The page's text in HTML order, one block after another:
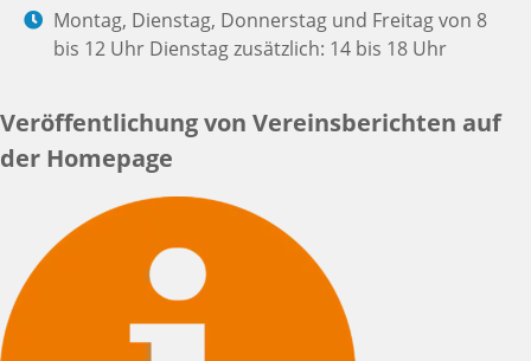
Montag, Dienstag, Donnerstag und Freitag von 8
bis 12 Uhr Dienstag zusätzlich: 14 bis 18 Uhr
Veröffentlichung von Vereinsberichten auf
der Homepage